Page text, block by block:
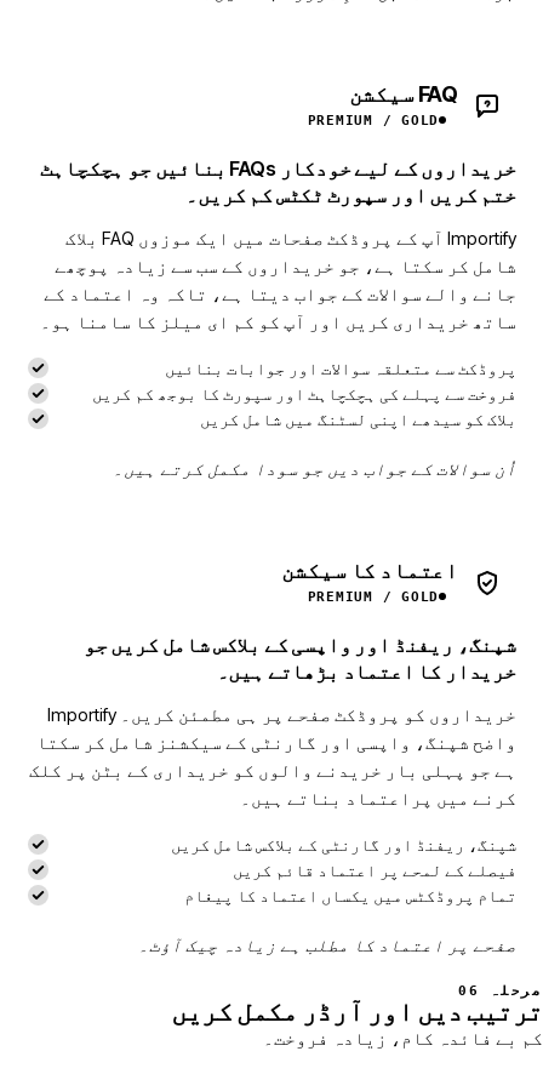
FAQ سیکشن
PREMIUM / GOLD
خریداروں کے لیے خودکار FAQs بنائیں جو ہچکچاہٹ
ختم کریں اور سپورٹ ٹکٹس کم کریں۔
Importify آپ کے پروڈکٹ صفحات میں ایک موزوں FAQ بلاک
شامل کر سکتا ہے، جو خریداروں کے سب سے زیادہ پوچھے
جانے والے سوالات کے جواب دیتا ہے، تاکہ وہ اعتماد کے
ساتھ خریداری کریں اور آپ کو کم ای میلز کا سامنا ہو۔
پروڈکٹ سے متعلقہ سوالات اور جوابات بنائیں
فروخت سے پہلے کی ہچکچاہٹ اور سپورٹ کا بوجھ کم کریں
بلاک کو سیدھے اپنی لسٹنگ میں شامل کریں
اُن سوالات کے جواب دیں جو سودا مکمل کرتے ہیں۔
اعتماد کا سیکشن
PREMIUM / GOLD
شپنگ، ریفنڈ اور واپسی کے بلاکس شامل کریں جو
خریدار کا اعتماد بڑھاتے ہیں۔
خریداروں کو پروڈکٹ صفحے پر ہی مطمئن کریں۔ Importify
واضح شپنگ، واپسی اور گارنٹی کے سیکشنز شامل کر سکتا
ہے جو پہلی بار خریدنے والوں کو خریداری کے بٹن پر کلک
کرنے میں پراعتماد بناتے ہیں۔
شپنگ، ریفنڈ اور گارنٹی کے بلاکس شامل کریں
فیصلے کے لمحے پر اعتماد قائم کریں
تمام پروڈکٹس میں یکساں اعتماد کا پیغام
صفحے پر اعتماد کا مطلب ہے زیادہ چیک آؤٹ۔
مرحلہ 06
ترتیب دیں اور آرڈر مکمل کریں
کم بے فائدہ کام، زیادہ فروخت۔